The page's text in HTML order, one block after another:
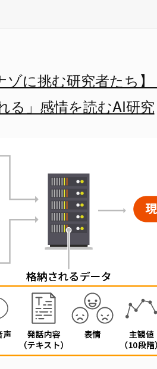
ゾに挑む研究者たち
る」感情を読むAI研究